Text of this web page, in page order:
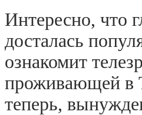
Интересно, что
досталась
ознакомит
проживающей в
теперь,